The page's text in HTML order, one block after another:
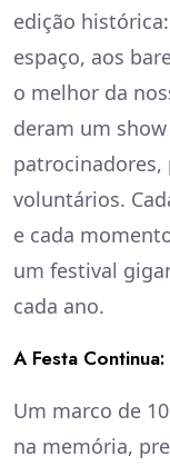
edição
espaço, aos
o melhor da
deram um
patrocinadores,
voluntários.
e cada
um festival
cada ano.
A Festa
Um marco de
na memória,